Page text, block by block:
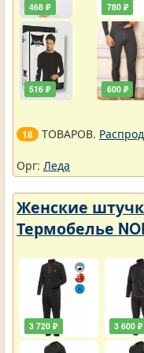
468 ₽
516 ₽
780 ₽
600 ₽
18 ТОВАРОВ.
Орг: Леда
Женские
Термобелье
3 720 ₽ 3 600 ₽